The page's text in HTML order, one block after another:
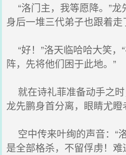
“洛门主，我等愿降。”龙
身后一堆三代弟子也跟着走
“好！”洛天临哈哈大笑，
阵，先将他们困于此地。”
就在诗礼菲准备动手之时
龙先鹏身首分离，眼睛尤瞪
空中传来叶绚的声音：“
是全部格杀，不留俘虏！难